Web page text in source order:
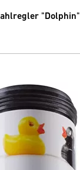
"Dolphin"